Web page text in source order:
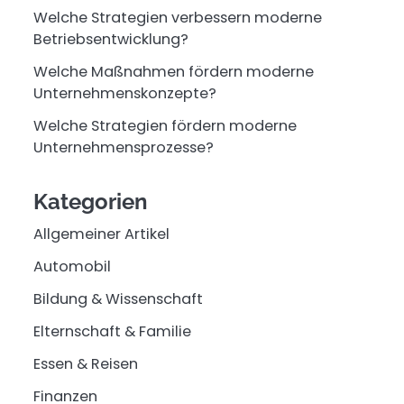
Welche Strategien verbessern moderne
Betriebsentwicklung?
Welche Maßnahmen fördern moderne
Unternehmenskonzepte?
Welche Strategien fördern moderne
Unternehmensprozesse?
Kategorien
Allgemeiner Artikel
Automobil
Bildung & Wissenschaft
Elternschaft & Familie
Essen & Reisen
Finanzen